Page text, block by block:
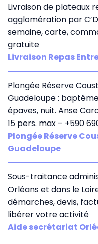
Livraison de plateaux
agglomération par
semaine, carte,
gratuite
Livraison Repas
Plongée Réserve
Guadeloupe :
épaves, nuit. Anse
15 pers. max – +590
Plongée Réserve
Guadeloupe
Sous-traitance
Orléans et dans le
démarches, devis,
libérer votre activité
Aide secrétariat